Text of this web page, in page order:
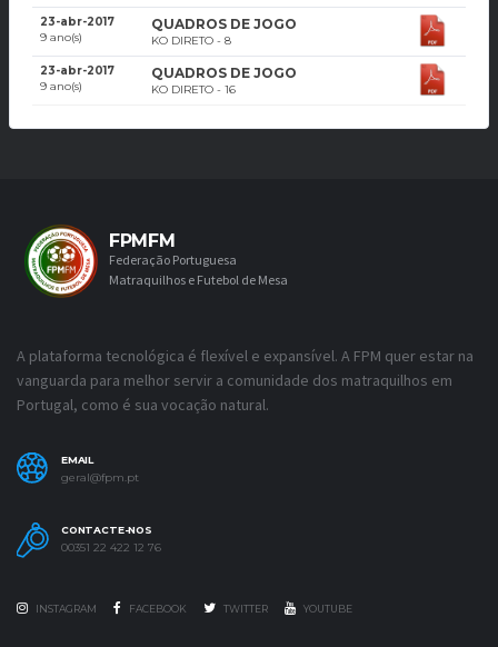
23-abr-2017
9 ano(s)
QUADROS DE JOGO
KO DIRETO - 8
23-abr-2017
9 ano(s)
QUADROS DE JOGO
KO DIRETO - 16
FPMFM
Federação Portuguesa
Matraquilhos e Futebol de Mesa
A plataforma tecnológica é flexível e expansível. A FPM quer estar na
vanguarda para melhor servir a comunidade dos matraquilhos em
Portugal, como é sua vocação natural.
EMAIL
geral@fpm.pt
CONTACTE-NOS
00351 22 422 12 76
INSTAGRAM FACEBOOK TWITTER YOUTUBE